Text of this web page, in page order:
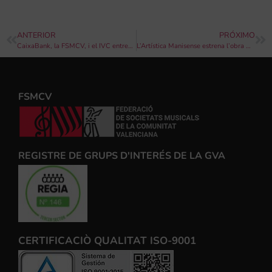
ANTERIOR
CaixaBank, la FSMCV, i el IVC entreguen les ajudes a les entitats beneficiàries de la convocatòria de ‘Ajudes a la música valenciana per a mitigar l’impacte de la crisi sanitària de la Covid-19’
PRÓXIMO
L’Artística Manisense estrena l’obra Cappriccio de Christiaan Janssen
FSMCV
REGISTRE DE GRUPS D'INTERÉS DE LA GVA
CERTIFICACIÒ QUALITAT ISO-9001